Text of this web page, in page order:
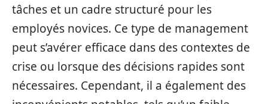
tâches et un cadre structuré pour les
employés novices. Ce type de management
peut s’avérer efficace dans des contextes de
crise ou lorsque des décisions rapides sont
nécessaires. Cependant, il a également des